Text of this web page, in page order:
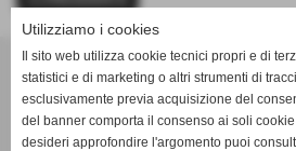
Normac Group
------
Utilizziamo i cookies
Il sito web utilizza cookie tecnici propri e di
statistici e di marketing o altri strumenti di
esclusivamente previa acquisizione del
del banner comporta il consenso ai soli
desideri approfondire l'argomento puoi